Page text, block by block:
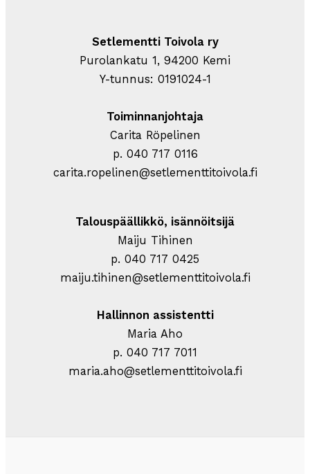
Setlementti Toivola ry
Purolankatu 1, 94200 Kemi
Y-tunnus: 0191024-1
Toiminnanjohtaja
Carita Röpelinen
p. 040 717 0116
carita.ropelinen@setlementtitoivola.fi
Talouspäällikkö, isännöitsijä
Maiju Tihinen
p. 040 717 0425
maiju.tihinen@setlementtitoivola.fi
Hallinnon assistentti
Maria Aho
p. 040 717 7011
maria.aho@setlementtitoivola.fi